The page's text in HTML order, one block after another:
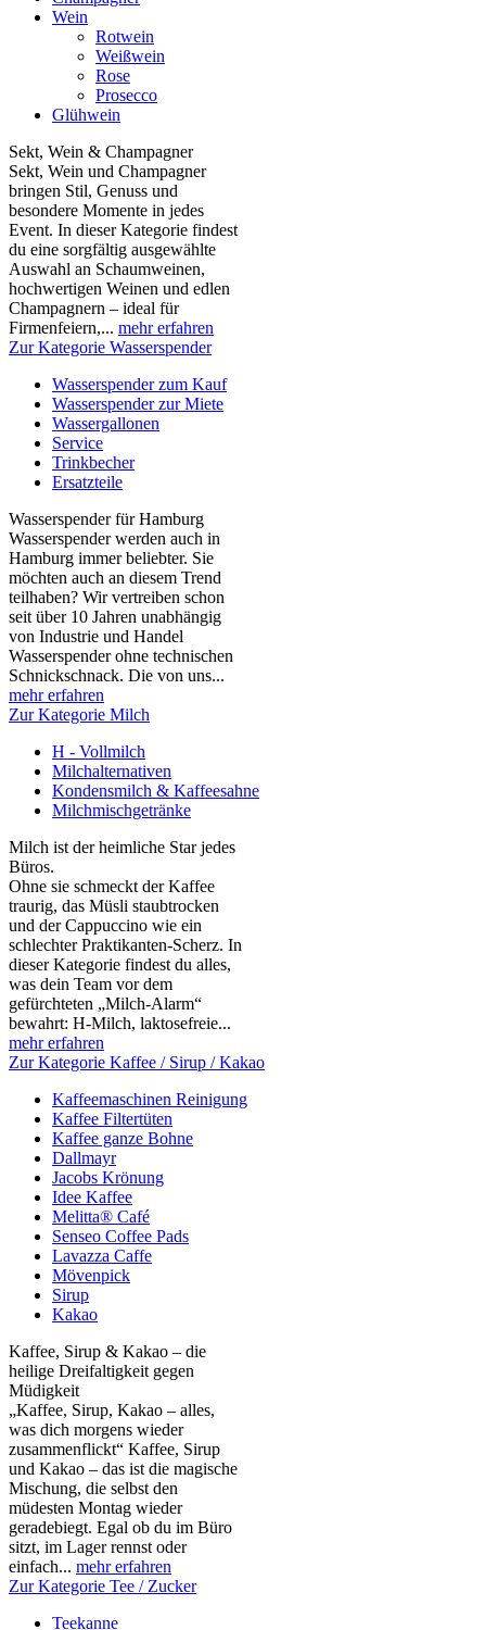
Wein
Rotwein
Weißwein
Rose
Prosecco
Glühwein
Sekt, Wein & Champagner
Sekt, Wein und Champagner
bringen Stil, Genuss und
besondere Momente in jedes
Event. In dieser Kategorie findest
du eine sorgfältig ausgewählte
Auswahl an Schaumweinen,
hochwertigen Weinen und edlen
Champagnern – ideal für
Firmenfeiern,... mehr erfahren
Zur Kategorie Wasserspender
Wasserspender zum Kauf
Wasserspender zur Miete
Wassergallonen
Service
Trinkbecher
Ersatzteile
Wasserspender für Hamburg
Wasserspender werden auch in
Hamburg immer beliebter. Sie
möchten auch an diesem Trend
teilhaben? Wir vertreiben schon
seit über 10 Jahren unabhängig
von Industrie und Handel
Wasserspender ohne technischen
Schnickschnack. Die von uns...
mehr erfahren
Zur Kategorie Milch
H - Vollmilch
Milchalternativen
Kondensmilch & Kaffeesahne
Milchmischgetränke
Milch ist der heimliche Star jedes
Büros.
Ohne sie schmeckt der Kaffee
traurig, das Müsli staubtrocken
und der Cappuccino wie ein
schlechter Praktikanten‑Scherz. In
dieser Kategorie findest du alles,
was dein Team vor dem
gefürchteten „Milch‑Alarm“
bewahrt: H‑Milch, laktosefreie...
mehr erfahren
Zur Kategorie Kaffee / Sirup / Kakao
Kaffeemaschinen Reinigung
Kaffee Filtertüten
Kaffee ganze Bohne
Dallmayr
Jacobs Krönung
Idee Kaffee
Melitta® Café
Senseo Coffee Pads
Lavazza Caffe
Mövenpick
Sirup
Kakao
Kaffee, Sirup & Kakao – die
heilige Dreifaltigkeit gegen
Müdigkeit
„Kaffee, Sirup, Kakao – alles,
was dich morgens wieder
zusammenflickt“ Kaffee, Sirup
und Kakao – das ist die magische
Mischung, die selbst den
müdesten Montag wieder
geradebiegt. Egal ob du im Büro
sitzt, im Lager rennst oder
einfach... mehr erfahren
Zur Kategorie Tee / Zucker
Teekanne